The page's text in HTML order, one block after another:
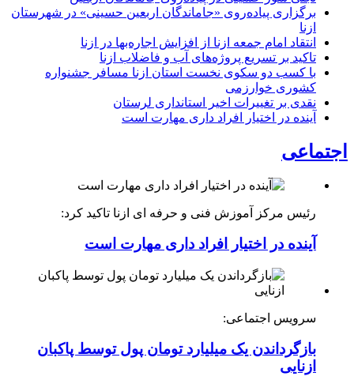
برگزاری پیاده‌روی «جاماندگان اربعین حسینی» در شهرستان
ازنا
انتقاد امام جمعه ازنا از افزایش اجاره‌بها در ازنا
تاکید بر تسریع پروژه‌های آب و فاضلاب ازنا
با کسب دو سکوی نخست استان ازنا مسافر جشنواره
کشوری خوارزمی
نقدی بر تغییرات اخیر استانداری لرستان
آینده در اختیار افراد داری مهارت است
اجتماعی
رئیس مرکز آموزش فنی و حرفه ای ازنا تاکید کرد:
آینده در اختیار افراد داری مهارت است
سرویس اجتماعی:
بازگرداندن یک میلیارد تومان پول توسط پاکبان
ازنایی